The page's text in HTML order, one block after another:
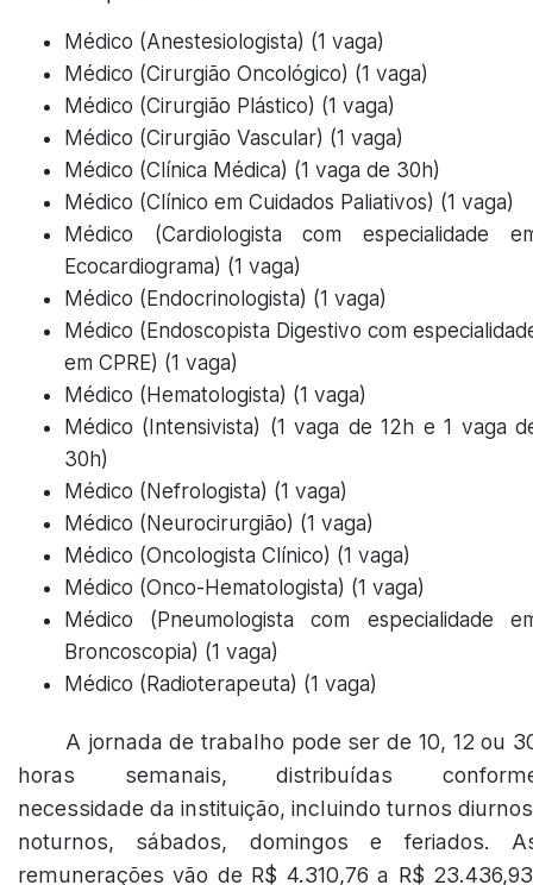
Médico (Anestesiologista) (1 vaga)
Médico (Cirurgião Oncológico) (1 vaga)
Médico (Cirurgião Plástico) (1 vaga)
Médico (Cirurgião Vascular) (1 vaga)
Médico (Clínica Médica) (1 vaga de 30h)
Médico (Clínico em Cuidados Paliativos) (1 vaga)
Médico (Cardiologista com especialidade
Ecocardiograma) (1 vaga)
Médico (Endocrinologista) (1 vaga)
Médico (Endoscopista Digestivo com
em CPRE) (1 vaga)
Médico (Hematologista) (1 vaga)
Médico (Intensivista) (1 vaga de 12h e 1 vaga
30h)
Médico (Nefrologista) (1 vaga)
Médico (Neurocirurgião) (1 vaga)
Médico (Oncologista Clínico) (1 vaga)
Médico (Onco-Hematologista) (1 vaga)
Médico (Pneumologista com especialidade
Broncoscopia) (1 vaga)
Médico (Radioterapeuta) (1 vaga)
A jornada de trabalho pode ser de 10, 12 ou
horas semanais, distribuídas
necessidade da instituição, incluindo turnos
noturnos, sábados, domingos e feriados.
remunerações vão de R$ 4.310,76 a R$